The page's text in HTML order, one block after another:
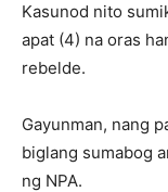
Kasunod nito
apat (4) na oras
rebelde.
Gayunman, nang
biglang sumabog
ng NPA.